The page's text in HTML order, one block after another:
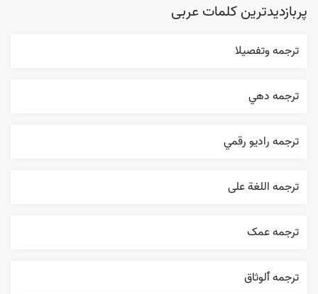
پربازدیدترین کلمات عربی
ترجمه وتفصيلا
ترجمه دهي
ترجمه راديو رقمي
ترجمه اللغة علی
ترجمه عمک
ترجمه ٱلوثاق